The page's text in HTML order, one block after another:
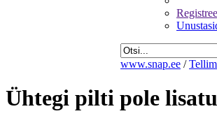
www.snap.ee /
Ühtegi pilti pole